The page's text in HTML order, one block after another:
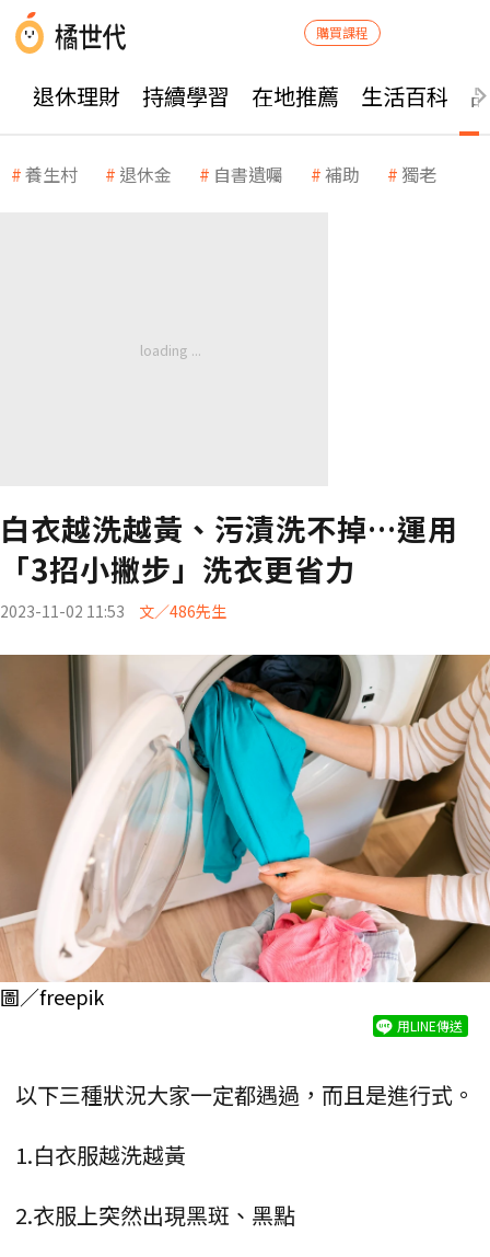
購買課程
退休理財 持續學習 在地推薦 生活百科
養生村 退休金 自書遺囑 補助 獨老
白衣越洗越黃、污漬洗不掉…運用
「3招小撇步」洗衣更省力
2023-11-02 11:53 文／486先生
圖／freepik
用LINE傳送
以下三種狀況大家一定都遇過，而且是進行式。
1.白衣服越洗越黃
2.衣服上突然出現黑斑、黑點